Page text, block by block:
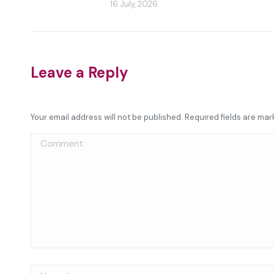
16 July, 2026
Leave a Reply
Your email address will not be published. Required fields are
Comment